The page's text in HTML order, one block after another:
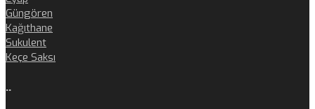
Güngören
Kağıthane
Sukulent
Keçe Saksı
..